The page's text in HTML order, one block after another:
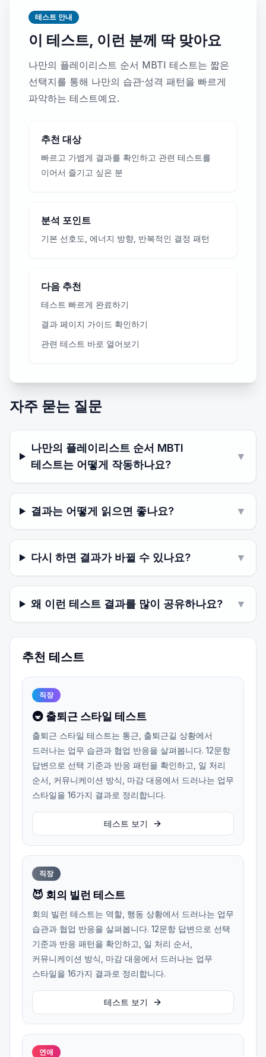
테스트 안내
이 테스트, 이런 분께 딱 맞아요
나만의 플레이리스트 순서 MBTI 테스트는 짧은
선택지를 통해 나만의 습관·성격 패턴을 빠르게
파악하는 테스트예요.
추천 대상
빠르고 가볍게 결과를 확인하고 관련 테스트를
이어서 즐기고 싶은 분
분석 포인트
기본 선호도, 에너지 방향, 반복적인 결정 패턴
다음 추천
테스트 빠르게 완료하기
결과 페이지 가이드 확인하기
관련 테스트 바로 열어보기
자주 묻는 질문
나만의 플레이리스트 순서 MBTI
테스트는 어떻게 작동하나요?
▼
결과는 어떻게 읽으면 좋나요? ▼
다시 하면 결과가 바뀔 수 있나요? ▼
왜 이런 테스트 결과를 많이 공유하나요? ▼
추천 테스트
직장
🚇 출퇴근 스타일 테스트
출퇴근 스타일 테스트는 통근, 출퇴근길 상황에서
드러나는 업무 습관과 협업 반응을 살펴봅니다. 12문항
답변으로 선택 기준과 반응 패턴을 확인하고, 일 처리
순서, 커뮤니케이션 방식, 마감 대응에서 드러나는 업무
스타일을 16가지 결과로 정리합니다.
테스트 보기
직장
😈 회의 빌런 테스트
회의 빌런 테스트는 역할, 행동 상황에서 드러나는 업무
습관과 협업 반응을 살펴봅니다. 12문항 답변으로 선택
기준과 반응 패턴을 확인하고, 일 처리 순서,
커뮤니케이션 방식, 마감 대응에서 드러나는 업무
스타일을 16가지 결과로 정리합니다.
테스트 보기
연애